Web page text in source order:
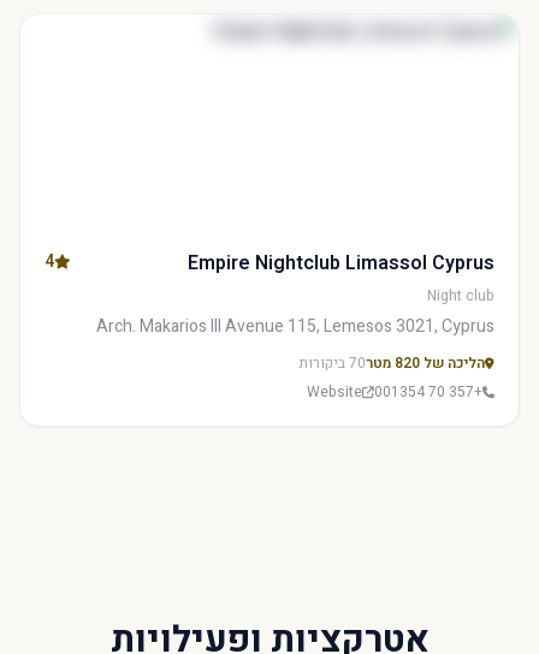
Empire Nightclub Limassol Cyprus
4
Night club
Arch. Makarios III Avenue 115, Lemesos 3021, Cyprus
הליכה של 820 מטר
70 ביקורות
+357 70 001354
Website
אטרקציות ופעילויות